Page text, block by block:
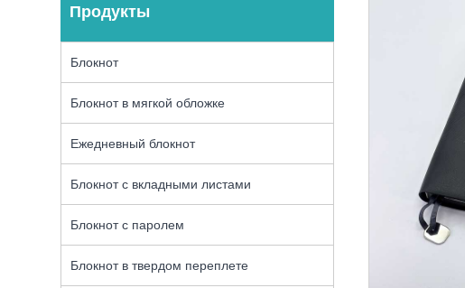
Продукты
Блокнот
Блокнот в мягкой обложке
Ежедневный блокнот
Блокнот с вкладными листами
Блокнот с паролем
Блокнот в твердом переплете